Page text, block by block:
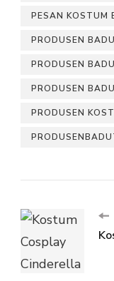
PESAN KOSTUM
PRODUSEN
PRODUSEN
PRODUSEN
PRODUSEN